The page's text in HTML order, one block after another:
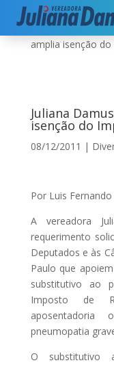
Início|Diversos|
amplia isenção
Juliana
isenção do
08/12/2011 |
Por Luis
A vereadora
requerimento
Deputados e às
Paulo que
substitutivo ao
Imposto de
pneumopatia
O substitutivo